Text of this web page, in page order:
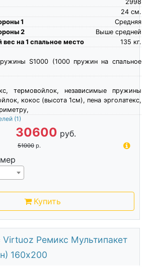
2998
см.
24
1
Средняя
2
Выше средней
на 1 спальное место
кг.
135
S1000 (1000 пружин на спальное
термовойлок, независимые пружины
кокос (высота 1см), пена эрголатекс,
(1)
30600 руб.
51000 р.
Купить
Virtuoz Ремикс Мультипакет
160х200